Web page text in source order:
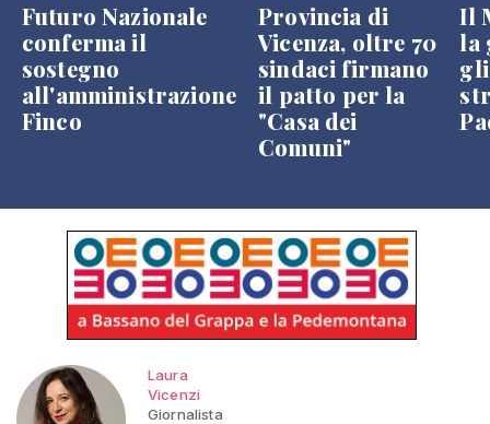
Futuro Nazionale
conferma il
sostegno
all'amministrazione
Finco
Provincia di
Vicenza, oltre 70
sindaci firmano
il patto per la
"Casa dei
Comuni"
Il
la
Laura
Vicenzi
Giornalista